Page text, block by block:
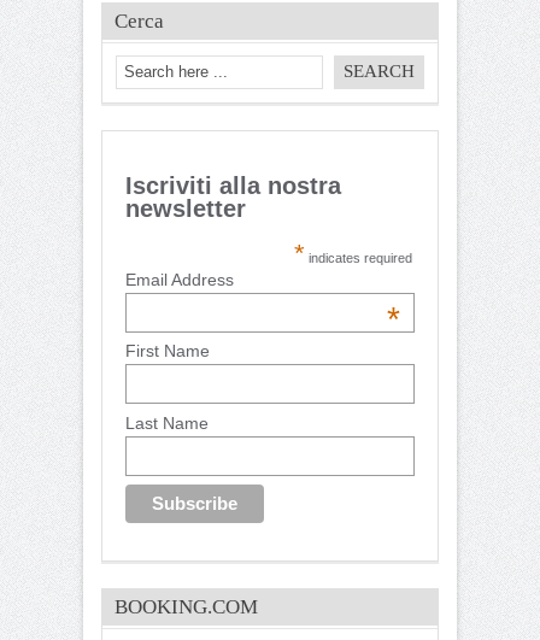
Cerca
Iscriviti alla nostra
newsletter
* indicates required
Email Address
*
First Name
Last Name
BOOKING.COM